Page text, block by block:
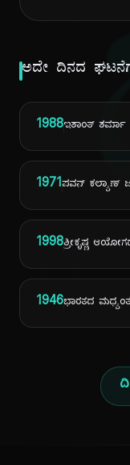
ಅದೇ ದಿನದ
1988ಇಶಾಂತ್ ಶರ್ಮಾ
1971ಪವನ್ ಕಲ್ಯಾಣ್
1998ಶ್ರೀಕೃಷ್ಣ
1946ಭಾರತದ